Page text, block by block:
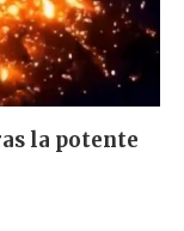
la potente